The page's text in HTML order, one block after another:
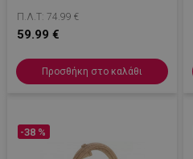
Π.Λ.Τ: 74.99 €
59.99 €
Προσθήκη στο καλάθι
-38 %